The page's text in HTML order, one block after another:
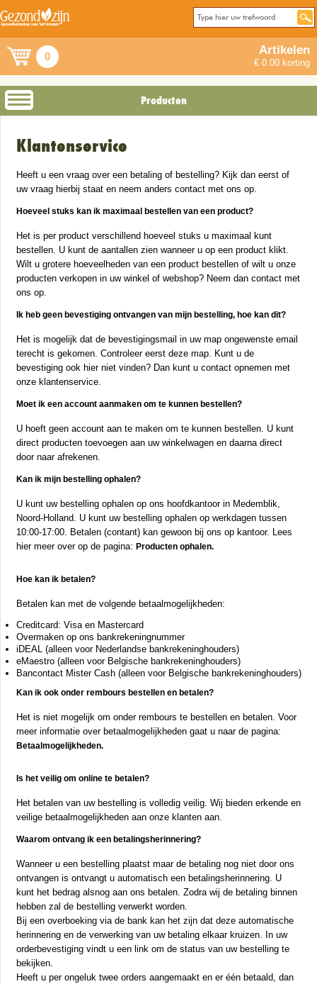
0 Artikelen
€ 0.00 korting
Producten
Klantenservice
Heeft u een vraag over een betaling of bestelling? Kijk dan eerst of
uw vraag hierbij staat en neem anders contact met ons op.
Hoeveel stuks kan ik maximaal bestellen van een product?
Het is per product verschillend hoeveel stuks u maximaal kunt
bestellen. U kunt de aantallen zien wanneer u op een product klikt.
Wilt u grotere hoeveelheden van een product bestellen of wilt u onze
producten verkopen in uw winkel of webshop? Neem dan contact met
ons op.
Ik heb geen bevestiging ontvangen van mijn bestelling, hoe kan dit?
Het is mogelijk dat de bevestigingsmail in uw map ongewenste email
terecht is gekomen. Controleer eerst deze map. Kunt u de
bevestiging ook hier niet vinden? Dan kunt u contact opnemen met
onze klantenservice.
Moet ik een account aanmaken om te kunnen bestellen?
U hoeft geen account aan te maken om te kunnen bestellen. U kunt
direct producten toevoegen aan uw winkelwagen en daarna direct
door naar afrekenen.
Kan ik mijn bestelling ophalen?
U kunt uw bestelling ophalen op ons hoofdkantoor in Medemblik,
Noord-Holland. U kunt uw bestelling ophalen op werkdagen tussen
10:00-17:00. Betalen (contant) kan gewoon bij ons op kantoor. Lees
hier meer over op de pagina:Producten ophalen.
Hoe kan ik betalen?
Betalen kan met de volgende betaalmogelijkheden:
Creditcard: Visa en Mastercard
Overmaken op ons bankrekeningnummer
iDEAL (alleen voor Nederlandse bankrekeninghouders)
eMaestro (alleen voor Belgische bankrekeninghouders)
Bancontact Mister Cash (alleen voor Belgische bankrekeninghouders)
Kan ik ook onder rembours bestellen en betalen?
Het is niet mogelijk om onder rembours te bestellen en betalen. Voor
meer informatie over betaalmogelijkheden gaat u naar de pagina:
Betaalmogelijkheden.
Is het veilig om online te betalen?
Het betalen van uw bestelling is volledig veilig. Wij bieden erkende en
veilige betaalmogelijkheden aan onze klanten aan.
Waarom ontvang ik een betalingsherinnering?
Wanneer u een bestelling plaatst maar de betaling nog niet door ons
ontvangen is ontvangt u automatisch een betalingsherinnering. U
kunt het bedrag alsnog aan ons betalen. Zodra wij de betaling binnen
hebben zal de bestelling verwerkt worden.
Bij een overboeking via de bank kan het zijn dat deze automatische
herinnering en de verwerking van uw betaling elkaar kruizen. In uw
orderbevestiging vindt u een link om de status van uw bestelling te
bekijken.
Heeft u per ongeluk twee orders aangemaakt en er één betaald, dan